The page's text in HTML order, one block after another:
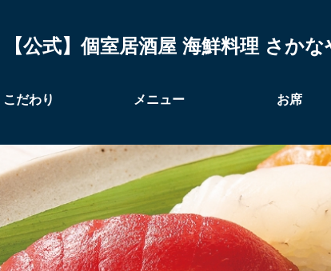
【公式】個室居酒屋 海鮮料理 さか
こだわり メニュー お席